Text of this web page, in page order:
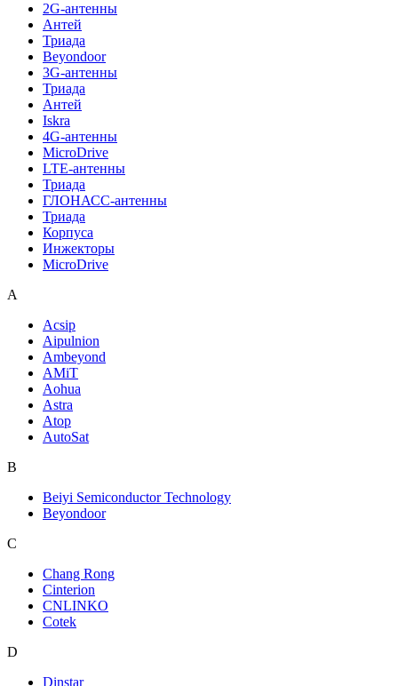
2G-антенны
Антей
Триада
Beyondoor
3G-антенны
Триада
Антей
Iskra
4G-антенны
MicroDrive
LTE-антенны
Триада
ГЛОНАСС-антенны
Триада
Корпуса
Инжекторы
MicroDrive
A
Acsip
Aipulnion
Ambeyond
AMiT
Aohua
Astra
Atop
AutoSat
B
Beiyi Semiconductor Technology
Beyondoor
C
Chang Rong
Cinterion
CNLINKO
Cotek
D
Dinstar